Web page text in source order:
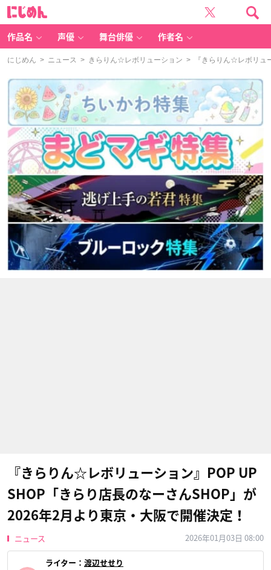
作品名 声優 舞台俳優 作者名
にじめん > ニュース > きらりん☆レボリューション > 『きらりん☆レボリュ
『きらりん☆レボリューション』POP UP
SHOP「きらり店長のなーさんSHOP」が
2026年2月より東京・大阪で開催決定！
ニュース 2026年01月03日 08:00
ライター： 渡辺せせり